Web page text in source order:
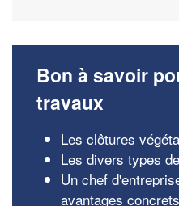
Bon à savoir
travaux
Les clôtures
Les divers types
Un chef
avantages